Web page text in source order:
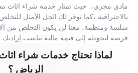
مادي مجزي، حيث تمتاز خدمة شراء اثاث
بالاحترافية ،كما توفر لك الحل الأمثل
سلسة ومنظمة، معنا لن يكون التخلص من
فرصة لتحويله إلى قيمة مالية تناسب إرادتك.
لماذا تحتاج خدمات شراء
الرياض ؟